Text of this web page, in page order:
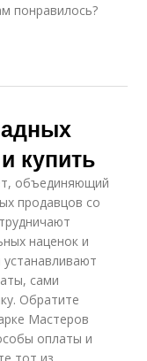
понравилось?
купить
объединяющий
продавцов со
наценок и
сами
Обратите
Мастеров
оплаты и